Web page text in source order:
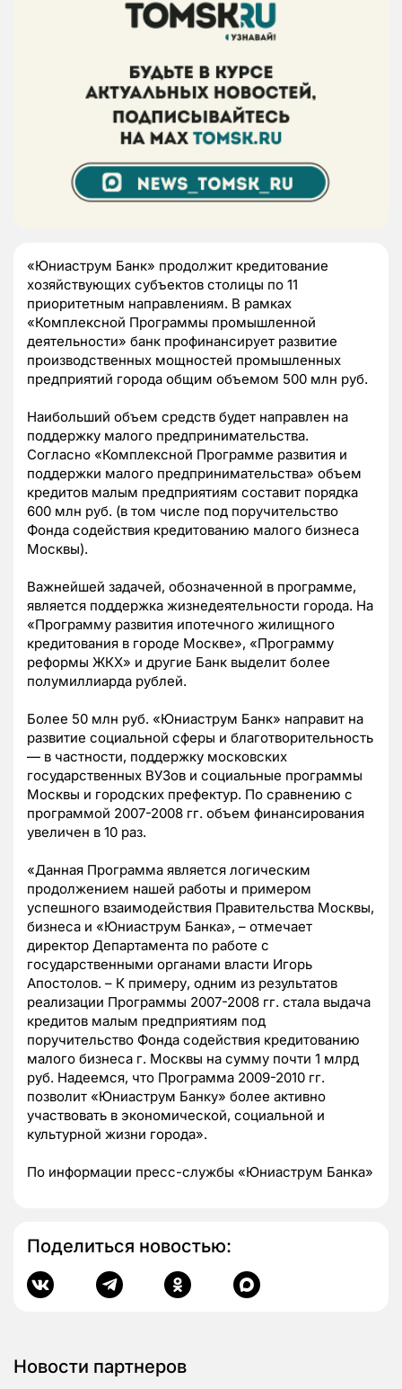
«Юниаструм Банк» продолжит кредитование
хозяйствующих субъектов столицы по 11
приоритетным направлениям. В рамках
«Комплексной Программы промышленной
деятельности» банк профинансирует развитие
производственных мощностей промышленных
предприятий города общим объемом 500 млн руб.
Наибольший объем средств будет направлен на
поддержку малого предпринимательства.
Согласно «Комплексной Программе развития и
поддержки малого предпринимательства» объем
кредитов малым предприятиям составит порядка
600 млн руб. (в том числе под поручительство
Фонда содействия кредитованию малого бизнеса
Москвы).
Важнейшей задачей, обозначенной в программе,
является поддержка жизнедеятельности города. На
«Программу развития ипотечного жилищного
кредитования в городе Москве», «Программу
реформы ЖКХ» и другие Банк выделит более
полумиллиарда рублей.
Более 50 млн руб. «Юниаструм Банк» направит на
развитие социальной сферы и благотворительность
— в частности, поддержку московских
государственных ВУЗов и социальные программы
Москвы и городских префектур. По сравнению с
программой 2007-2008 гг. объем финансирования
увеличен в 10 раз.
«Данная Программа является логическим
продолжением нашей работы и примером
успешного взаимодействия Правительства Москвы,
бизнеса и «Юниаструм Банка», – отмечает
директор Департамента по работе с
государственными органами власти Игорь
Апостолов. – К примеру, одним из результатов
реализации Программы 2007-2008 гг. стала выдача
кредитов малым предприятиям под
поручительство Фонда содействия кредитованию
малого бизнеса г. Москвы на сумму почти 1 млрд
руб. Надеемся, что Программа 2009-2010 гг.
позволит «Юниаструм Банку» более активно
участвовать в экономической, социальной и
культурной жизни города».
По информации пресс-службы «Юниаструм Банка»
Поделиться новостью:
Новости партнеров